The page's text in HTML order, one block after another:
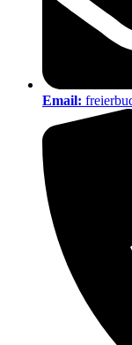
Email: